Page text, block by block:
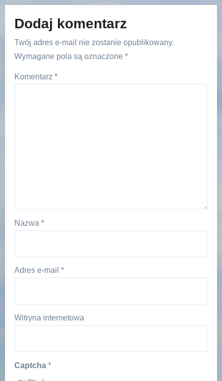
Dodaj komentarz
Twój adres e-mail nie zostanie opublikowany.
Wymagane pola są oznaczone *
Komentarz *
Nazwa *
Adres e-mail *
Witryna internetowa
Captcha *